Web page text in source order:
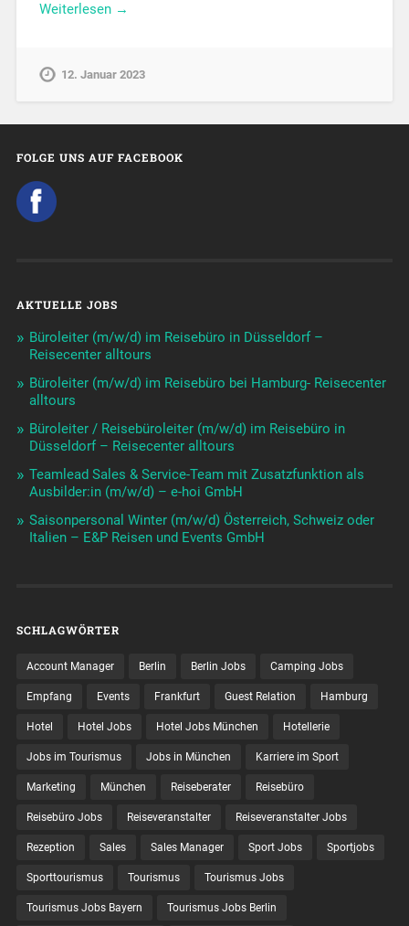
Weiterlesen →
12. Januar 2023
FOLGE UNS AUF FACEBOOK
AKTUELLE JOBS
Büroleiter (m/w/d) im Reisebüro in Düsseldorf –
Reisecenter alltours
Büroleiter (m/w/d) im Reisebüro bei Hamburg- Reisecenter
alltours
Büroleiter / Reisebüroleiter (m/w/d) im Reisebüro in
Düsseldorf – Reisecenter alltours
Teamlead Sales & Service-Team mit Zusatzfunktion als
Ausbilder:in (m/w/d) – e-hoi GmbH
Saisonpersonal Winter (m/w/d) Österreich, Schweiz oder
Italien – E&P Reisen und Events GmbH
SCHLAGWÖRTER
Account Manager Berlin Berlin Jobs Camping Jobs
Empfang Events Frankfurt Guest Relation Hamburg
Hotel Hotel Jobs Hotel Jobs München Hotellerie
Jobs im Tourismus Jobs in München Karriere im Sport
Marketing München Reiseberater Reisebüro
Reisebüro Jobs Reiseveranstalter Reiseveranstalter Jobs
Rezeption Sales Sales Manager Sport Jobs Sportjobs
Sporttourismus Tourismus Tourismus Jobs
Tourismus Jobs Bayern Tourismus Jobs Berlin